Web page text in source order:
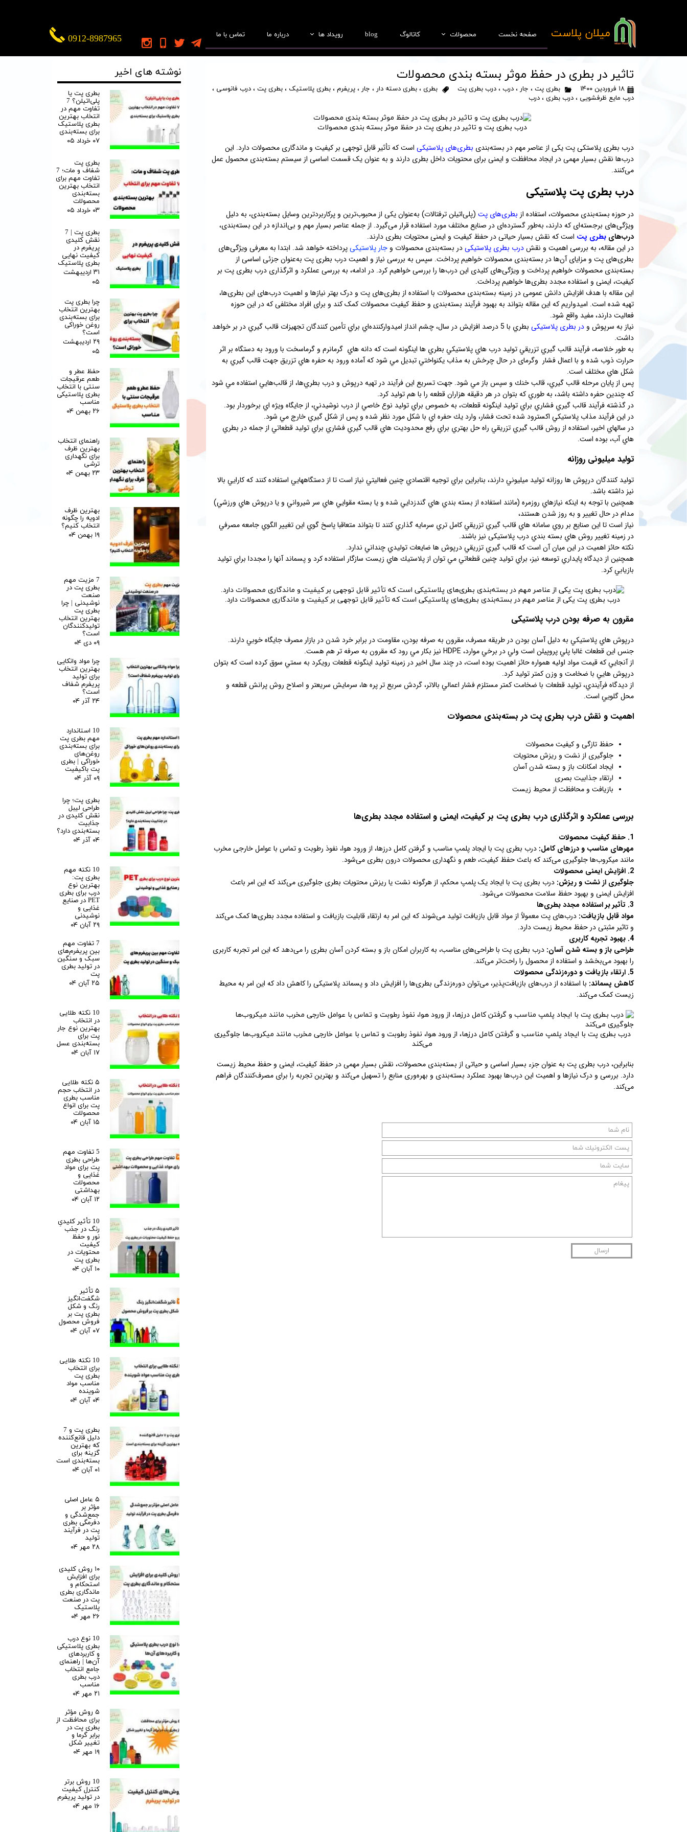
​میلان پلاست 0912-8987965 صفحه نخست محصولات
جار
پریفرم
کاتالوگ blog رویداد ها درباره ما تماس با ما
تاثیر در بطری در حفظ موثر بسته بندی محصولات
۱۸ فروردین ۱۴۰۰ بطری پت ، جار ،درب ،درب بطری پت بطری ،بطری دسته دار ، جار ،پریفرم ،بطری پلاستیک ،بطری پت ،درب فانوسی ،
درب مایع ظرفشویی ،درب بطری ،درب
درب بطری پت و تاثیر در بطری پت در حفظ موثر بسته بندی محصولات
درب بطری پلاستکی پت یکی از عناصر مهم در بسته‌بندی بطری‌های پلاستیکی است که تأثیر قابل توجهی بر کیفیت و ماندگاری محصولات دارد. این
درب‌ها نقش بسیار مهمی در ایجاد محافظت و ایمنی برای محتویات داخل بطری دارند و به عنوان یک قسمت اساسی از سیستم بسته‌بندی محصول عمل
می‌کنند.
درب بطری پت پلاستیکی
در حوزه بسته‌بندی محصولات، استفاده از بطری‌های پت (پلی‌اتیلن ترفتالات) به‌عنوان یکی از محبوب‌ترین و پرکاربردترین وسایل بسته‌بندی، به دلیل
ویژگی‌های برجسته‌ای که دارند، به‌طور گسترده‌ای در صنایع مختلف مورد استفاده قرار می‌گیرد. از جمله عناصر بسیار مهم و بی‌اندازه در این بسته‌بندی،
درب‌هایبطری پت است که نقش بسیار حیاتی در حفظ کیفیت و ایمنی محتویات بطری دارند.
در این مقاله، به بررسی اهمیت و نقشدرب بطری پلاستیکیدر بسته‌بندی محصولات وجار پلاستیکیپرداخته خواهد شد. ابتدا به معرفی ویژگی‌های
بطری‌های پت و مزایای آن‌ها در بسته‌بندی محصولات خواهیم پرداخت. سپس به بررسی نیاز و اهمیت درب بطری پت به‌عنوان جزئی اساسی از
بسته‌بندی محصولات خواهیم پرداخت و ویژگی‌های کلیدی این درب‌ها را بررسی خواهیم کرد. در ادامه، به بررسی عملکرد و اثرگذاری درب بطری پت بر
کیفیت، ایمنی و استفاده مجدد بطری‌ها خواهیم پرداخت.
این مقاله با هدف افزایش دانش عمومی در زمینه بسته‌بندی محصولات با استفاده از بطری‌های پت و درک بهتر نیازها و اهمیت درب‌های این بطری‌ها،
تهیه شده است. امیدواریم که این مقاله بتواند به بهبود فرآیند بسته‌بندی و حفظ کیفیت محصولات کمک کند و برای افراد مختلفی که در این حوزه
فعالیت دارند، مفید واقع شود.
نياز به سرپوش ودر بطری پلاستیکی
بطري با 5 درصد افزايش در سال، چشم انداز اميدواركننده‌اي براي تأمين كنندگان تجهيزات قالب گيري در بر خواهد
داشت.
به طور خلاصه، فرآيند قالب گيري تزريقي توليد درب هاي پلاستيكي بطري ها اینگونه است كه دانه هاي گرمانرم و گرماسخت با ورود به دستگاه بر اثر
حرارت ذوب شده و با اعمال فشار وگرمای در حال چرخش به مذاب يكنواختي تبديل مي شود كه آماده ورود به حفره هاي تزريق جهت قالب گيري به
شكل هاي مختلف است.
پس از پايان مرحله قالب گيري، قالب خنك و سپس باز مي شود. جهت تسريع اين فرآيند در تهيه درپوش و درب بطري‌ها، از قالب‌هايي استفاده مي شود
كه چندين حفره داشته باشد، به طوري كه بتوان در هر دقيقه هزاران قطعه را با هم توليد كرد.
در گذشته فرآيند قالب گيري فشاري براي توليد اينگونه قطعات، به خصوص براي توليد نوع خاصي از درب نوشيدني، از جايگاه ويژه اي برخوردار بود.
در اين فرآيند مذاب پلاستيكي اكسترود شده تحت فشار، وارد يك حفره اي با شكل مورد نظر شده و پس از شكل گيري خارج مي شود.
در سالهاي اخير، استفاده از روش قالب گيري تزريقي راه حل بهتري براي رفع محدوديت هاي قالب گيري فشاري براي توليد قطعاتي از جمله در بطري
هاي آب، بوده است.
تولید میلیونی روزانه
توليد كنندگان درپوش ها روزانه توليد ميليوني دارند، بنابراين براي توجيه اقتصادي چنين فعاليتي نياز است تا از دستگاههايي استفاده كنند كه كارايي بالا
نيز داشته باشد.
همچنين با توجه به اينكه نيازهاي روزمره (مانند استفاده از بسته بندي هاي گندزدايي شده و يا بسته مقوايي هاي سر شيرواني و يا درپوش هاي ورزشي)
مدام در حال تغيير و به روز شدن هستند،
نياز است تا اين صنايع بر روي سامانه هاي قالب گيري تزريقي كامل تري سرمايه گذاري كنند تا بتواند متعاقبا پاسخ گوي اين تغيير الگوي جامعه مصرفي
در زمينه تغيير روش هاي بسته بندي درب پلاستیکی نيز باشند.
نكته حائز اهميت در اين ميان آن است كه قالب گيري تزريقي درپوش ها ضايعات توليدي چنداني ندارد.
همچنين از ديدگاه پايداري توسعه نيز، براي توليد چنين قطعاتي مي توان از پلاستيك هاي زيست سازگار استفاده كرد و پسماند آنها را مجددا براي توليد
بازيابي كرد.
درب بطری پت یکی از عناصر مهم در بسته‌بندی بطری‌های پلاستیکی است که تأثیر قابل توجهی بر کیفیت و ماندگاری محصولات دارد.
مقرون به صرفه بودن درب پلاستیکی
درپوش هاي پلاستيكي به دليل آسان بودن در طريقه مصرف، مقرون به صرفه بودن، مقاومت در برابر خرد شدن در بازار مصرف جايگاه خوبي دارند.
جنس اين قطعات غالبا پلي پروپيلن است ولي در برخي موارد، HDPE نيز بكار مي رود كه مقرون به صرفه تر هم هست.
از آنجايي كه قيمت مواد اوليه همواره حائز اهميت بوده است، در چند سال اخير در زمينه توليد اينگونه قطعات رويكرد به سمتي سوق كرده است كه بتوان
درپوش هايي با ضخامت و وزن كمتر توليد كرد.
از ديدگاه فرآيندي، توليد قطعات با ضخامت كمتر مستلزم فشار اعمالي بالاتر، گردش سريع تر پره ها، سرمايش سريعتر و اصلاح روش پرانش قطعه و
محل گلويي است.
اهمیت و نقش درب بطری پت در بسته‌بندی محصولات
حفظ تازگی و کیفیت محصولات
جلوگیری از نشت و ریزش محتویات
ایجاد امکانات باز و بسته شدن آسان
ارتقاء جذابیت بصری
بازیافت و محافظت از محیط زیست
بررسی عملکرد و اثرگذاری درب بطری پت بر کیفیت، ایمنی و استفاده مجدد بطری‌ها
1. حفظ کیفیت محصولات
مهرهای مناسب و درزهای کامل:درب بطری پت با ایجاد پلمپ مناسب و گرفتن کامل درزها، از ورود هوا، نفوذ رطوبت و تماس با عوامل خارجی مخرب
مانند میکروب‌ها جلوگیری می‌کند که باعث حفظ کیفیت، طعم و نگهداری محصولات درون بطری می‌شود.
2. افزایش ایمنی محصولات
جلوگیری از نشت و ریزش: درب بطری پت با ایجاد یک پلمپ محکم، از هرگونه نشت یا ریزش محتویات بطری جلوگیری می‌کند که این امر باعث
افزایش ایمنی و بهبود حفظ سلامت محصولات می‌شود.
3. تأثیر بر استفاده مجدد بطری‌ها
مواد قابل بازیافت: درب‌های پت معمولاً از مواد قابل بازیافت تولید می‌شوند که این امر به ارتقاء قابلیت بازیافت و استفاده مجدد بطری‌ها کمک می‌کند
و تاثیر مثبتی در حفظ محیط زیست دارد.
4. بهبود تجربه کاربری
طراحی باز و بسته شدن آسان: درب بطری پت با طراحی‌های مناسب، به کاربران امکان باز و بسته کردن آسان بطری را می‌دهد که این امر تجربه کاربری
را بهبود می‌بخشد و استفاده از محصول را راحت‌تر می‌کند.
5. ارتقاء بازیافت و دوره‌زندگی محصولات
کاهش پسماند: با استفاده از درب‌های بازیافت‌پذیر، می‌توان دوره‌زندگی بطری‌ها را افزایش داد و پسماند پلاستیکی را کاهش داد که این امر به محیط
زیست کمک می‌کند.
درب بطری پت با ایجاد پلمپ مناسب و گرفتن کامل درزها، از ورود هوا، نفوذ رطوبت و تماس با عوامل خارجی مخرب مانند میکروب‌ها جلوگیری
می‌کند
بنابراین، درب بطری پت به عنوان جزء بسیار اساسی و حیاتی از بسته‌بندی محصولات، نقش بسیار مهمی در حفظ کیفیت، ایمنی و حفظ محیط زیست
دارد. بررسی و درک نیازها و اهمیت این درب‌ها بهبود عملکرد بسته‌بندی و بهره‌وری منابع را تسهیل می‌کند و بهترین تجربه را برای مصرف‌کنندگان فراهم
می‌کند.
ارسال
نوشته های اخیر
بطری پت یا
پلی‌اتیلن؟ 7
تفاوت مهم در
انتخاب بهترین
بطری پلاستیک
برای بسته‌بندی
۰۷ خرداد ۰۵
بطری پت
شفاف و مات؛ 7
تفاوت مهم برای
انتخاب بهترین
بسته‌بندی
محصولات
۰۳ خرداد ۰۵
بطری پت | 7
نقش کلیدی
پریفرم در
کیفیت نهایی
بطری پلاستیک
۳۱ اردیبهشت
۰۵
چرا بطری پت
بهترین انتخاب
برای بسته‌بندی
روغن خوراکی
است؟
۲۹ اردیبهشت
۰۵
حفظ عطر و
طعم عرقیجات
سنتی با انتخاب
بطری پلاستیکی
مناسب
۲۶ بهمن ۰۴
راهنمای انتخاب
بهترین ظرف
برای نگهداری
ترشی
۲۳ بهمن ۰۴
بهترین ظرف
ادویه را چگونه
انتخاب کنیم؟
۱۹ بهمن ۰۴
7 مزیت مهم
بطری پت در
صنعت
نوشیدنی | چرا
بطری پت
بهترین انتخاب
تولیدکنندگان
است؟
۰۹ دی ۰۴
چرا مواد وانکایی
بهترین انتخاب
برای تولید
پریفرم شفاف
است؟
۲۴ آذر ۰۴
10 استاندارد
مهم بطری پت
برای بسته‌بندی
روغن‌های
خوراکی | بطری
پت باکیفیت
۰۹ آذر ۰۴
بطری پت؛ چرا
طراحی لیبل
نقش کلیدی در
جذابیت
بسته‌بندی دارد؟
۰۴ آذر ۰۴
10 نکته مهم
بطری پت:
بهترین نوع
درب برای بطری
PET در صنایع
غذایی و
نوشیدنی
۲۹ آبان ۰۴
7 تفاوت مهم
بین پریفرم‌های
سبک و سنگین
در تولید بطری
پت
۲۵ آبان ۰۴
10 نکته طلایی
در انتخاب
بهترین نوع جار
پت برای
بسته‌بندی عسل
۱۷ آبان ۰۴
۵ نکته طلایی
در انتخاب حجم
مناسب بطری
پت برای انواع
محصولات
۱۵ آبان ۰۴
5 تفاوت مهم
طراحی بطری
پت برای مواد
غذایی و
محصولات
بهداشتی
۱۲ آبان ۰۴
10 تأثیر کلیدیِ
رنگ در جذب
نور و حفظ
کیفیت
محتویات در
بطری پت
۱۰ آبان ۰۴
۵ تأثیر
شگفت‌انگیز
رنگ و شکل
بطری پت بر
فروش محصول
۰۷ آبان ۰۴
10 نکته طلایی
برای انتخاب
بطری پت
مناسب مواد
شوینده
۰۴ آبان ۰۴
بطری پت و 7
دلیل قانع‌کننده
که بهترین
گزینه برای
بسته‌بندی است
۰۱ آبان ۰۴
۵ عامل اصلی
مؤثر بر
جمع‌شدگی و
دفرمگی بطری
پت در فرآیند
تولید
۲۸ مهر ۰۴
۱۰ روش کلیدی
برای افزایش
استحکام و
ماندگاری بطری
پت در صنعت
پلاستیک
۲۶ مهر ۰۴
10 نوع درب
بطری پلاستیکی
و کاربردهای
آن‌ها | راهنمای
جامع انتخاب
درب بطری
مناسب
۲۱ مهر ۰۴
۵ روش مؤثر
برای محافظت از
بطری پت در
برابر گرما و
تغییر شکل
۱۹ مهر ۰۴
10 روش برتر
کنترل کیفیت
در تولید پریفرم
۱۶ مهر ۰۴